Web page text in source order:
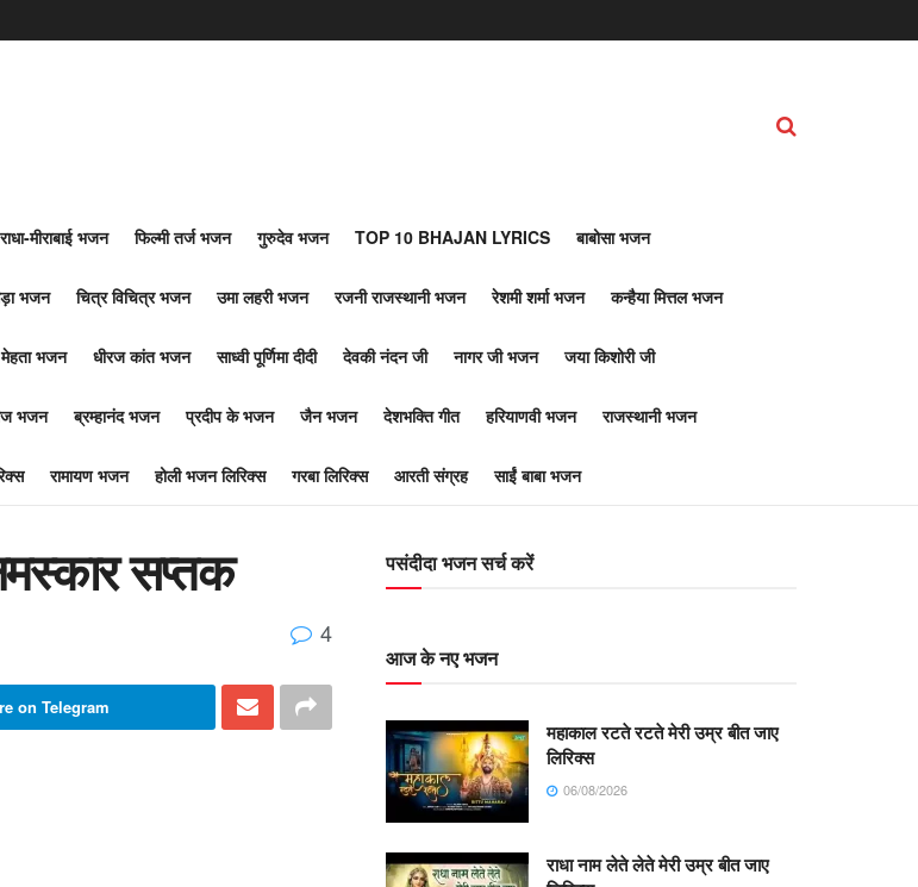
राधा-मीराबाई भजन फिल्मी तर्ज भजन गुरुदेव भजन TOP 10 BHAJAN LYRICS बाबोसा भजन
भजन चित्र विचित्र भजन उमा लहरी भजन रजनी राजस्थानी भजन रेशमी शर्मा भजन कन्हैया मित्तल भजन
भजन धीरज कांत भजन साध्वी पूर्णिमा दीदी देवकी नंदन जी नागर जी भजन जया किशोरी जी
भजन ब्रम्हानंद भजन प्रदीप के भजन जैन भजन देशभक्ति गीत हरियाणवी भजन राजस्थानी भजन
रामायण भजन होली भजन लिरिक्स गरबा लिरिक्स आरती संग्रह साईं बाबा भजन
सप्तक
4
on Telegram
पसंदीदा भजन सर्च करें
आज के नए भजन
महाकाल रटते रटते मेरी उम्र बीत जाए
लिरिक्स
06/08/2026
राधा नाम लेते लेते मेरी उम्र बीत जाए